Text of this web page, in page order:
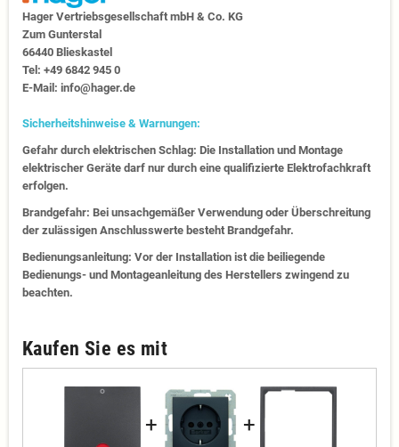
Hager Vertriebs­ge­sell­schaft mbH & Co. KG
Zum Gunter­stal
66440 Blies­kastel
Tel: +49 6842 945 0
E-Mail: info@hager.de
Sicherheitshinweise & Warnungen:
Gefahr durch elektrischen Schlag: Die Installation und Montage
elektrischer Geräte darf nur durch eine qualifizierte Elektrofachkraft
erfolgen.
Brandgefahr: Bei unsachgemäßer Verwendung oder Überschreitung
der zulässigen Anschlusswerte besteht Brandgefahr.
Bedienungsanleitung: Vor der Installation ist die beiliegende
Bedienungs- und Montageanleitung des Herstellers zwingend zu
beachten.
Kaufen Sie es mit
+ +